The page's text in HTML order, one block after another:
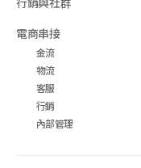
電商串接
金流
物流
客服
行銷
內部管理